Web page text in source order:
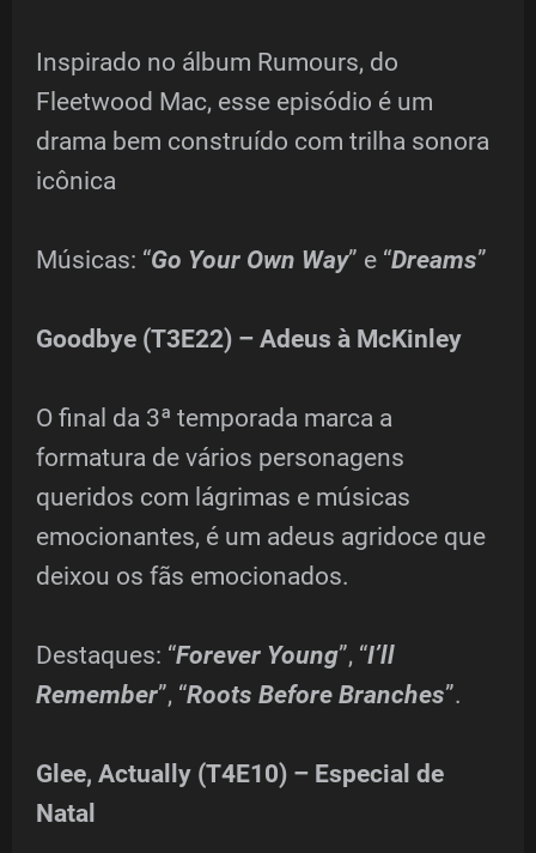
Inspirado no álbum Rumours, do
Fleetwood Mac, esse episódio é um
drama bem construído com trilha sonora
icônica
Músicas: “Go Your Own Way” e “Dreams”
Goodbye (T3E22) – Adeus à McKinley
O final da 3ª temporada marca a
formatura de vários personagens
queridos com lágrimas e músicas
emocionantes, é um adeus agridoce que
deixou os fãs emocionados.
Destaques: “Forever Young”, “I’ll
Remember”, “Roots Before Branches”.
Glee, Actually (T4E10) – Especial de
Natal